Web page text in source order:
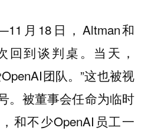
月18日，Altman和
回到谈判桌。当天，
团队。”这也被视
。被董事会任命为临时
和不少OpenAI员工一